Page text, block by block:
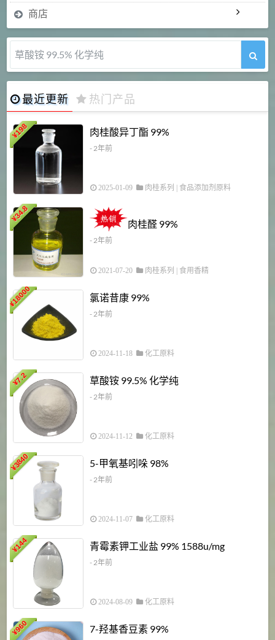
商店
草酸铵 99.5% 化学纯
最近更新 热门产品
¥
198 肉桂酸异丁酯 99%
- 2年前
2025-01-09 肉桂系列 食品添加剂原料
¥
34.8
肉桂醛 99%
- 2年前
2021-07-20 肉桂系列 食用香精
¥
18000 氯诺昔康 99%
- 2年前
2024-11-18 化工原料
¥
7.2 草酸铵 99.5% 化学纯
- 2年前
2024-11-12 化工原料
¥
3840 5-甲氧基吲哚 98%
- 2年前
2024-11-07 化工原料
¥
144 青霉素钾工业盐 99% 1588u/mg
- 2年前
2024-08-09 化工原料
¥
960 7-羟基香豆素 99%